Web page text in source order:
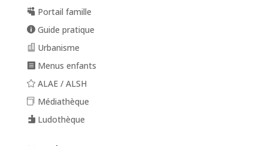
Portail famille
Guide pratique
Urbanisme
Menus enfants
ALAE / ALSH
Médiathèque
Ludothèque